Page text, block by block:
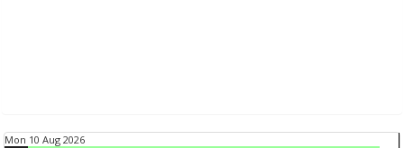
Mon 10 Aug 2026